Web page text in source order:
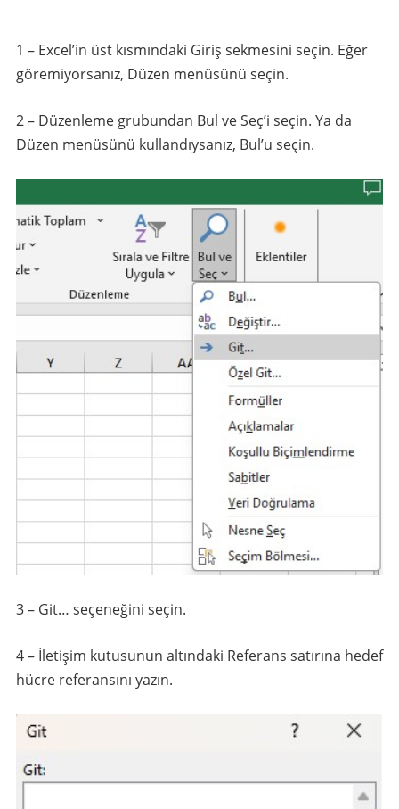
1 – Excel’in üst kısmındaki Giriş sekmesini seçin. Eğer
göremiyorsanız, Düzen menüsünü seçin.
2 – Düzenleme grubundan Bul ve Seç’i seçin. Ya da
Düzen menüsünü kullandıysanız, Bul’u seçin.
3 – Git… seçeneğini seçin.
4 – İletişim kutusunun altındaki Referans satırına hedef
hücre referansını yazın.